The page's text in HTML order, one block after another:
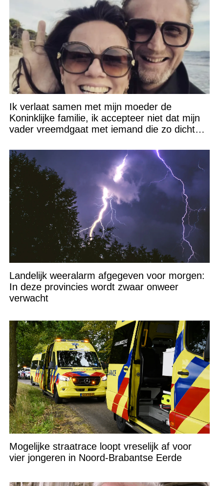
Ik verlaat samen met mijn moeder de
Koninklijke familie, ik accepteer niet dat mijn
vader vreemdgaat met iemand die zo dichtbij
Landelijk weeralarm afgegeven voor morgen:
In deze provincies wordt zwaar onweer
verwacht
Mogelijke straatrace loopt vreselijk af voor
vier jongeren in Noord-Brabantse Eerde